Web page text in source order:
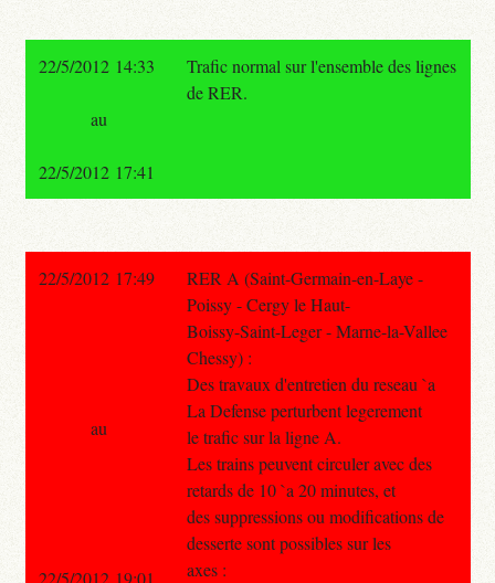
22/5/2012 14:33
Trafic normal sur l'ensemble des lignes
de RER.
au
22/5/2012 17:41
22/5/2012 17:49
RER A (Saint-Germain-en-Laye -
Poissy - Cergy le Haut-
Boissy-Saint-Leger - Marne-la-Vallee
Chessy) :
Des travaux d'entretien du reseau `a
La Defense perturbent legerement
le trafic sur la ligne A.
Les trains peuvent circuler avec des
retards de 10 `a 20 minutes, et
des suppressions ou modifications de
desserte sont possibles sur les
axes :
au
22/5/2012 19:01